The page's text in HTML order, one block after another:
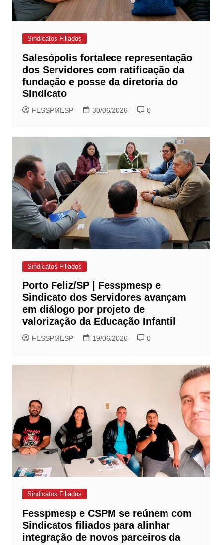
Sindicatos Filiados
Salesópolis fortalece representação
dos Servidores com ratificação da
fundação e posse da diretoria do
Sindicato
FESSPMESP 30/06/2026 0
Sindicatos Filiados
Porto Feliz/SP | Fesspmesp e
Sindicato dos Servidores avançam
em diálogo por projeto de
valorização da Educação Infantil
FESSPMESP 19/06/2026 0
Sindicatos Filiados
Fesspmesp e CSPM se reúnem com
Sindicatos filiados para alinhar
integração de novos parceiros da